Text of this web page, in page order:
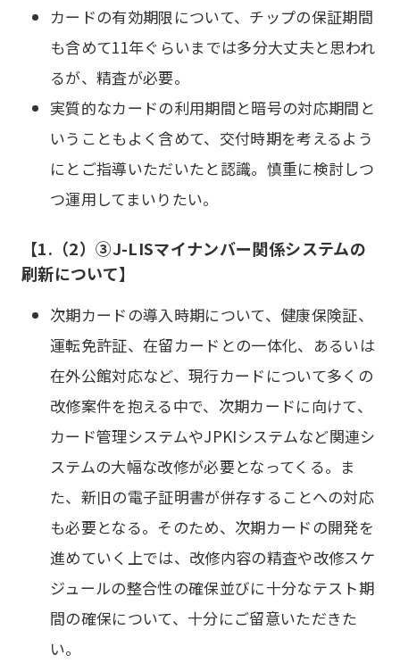
カードの有効期限について、チップの保証期間
も含めて11年ぐらいまでは多分大丈夫と思われ
るが、精査が必要。
実質的なカードの利用期間と暗号の対応期間と
いうこともよく含めて、交付時期を考えるよう
にとご指導いただいたと認識。慎重に検討しつ
つ運用してまいりたい。
【1.（2）③J-LISマイナンバー関係システムの
刷新について】
次期カードの導入時期について、健康保険証、
運転免許証、在留カードとの一体化、あるいは
在外公館対応など、現行カードについて多くの
改修案件を抱える中で、次期カードに向けて、
カード管理システムやJPKIシステムなど関連シ
ステムの大幅な改修が必要となってくる。ま
た、新旧の電子証明書が併存することへの対応
も必要となる。そのため、次期カードの開発を
進めていく上では、改修内容の精査や改修スケ
ジュールの整合性の確保並びに十分なテスト期
間の確保について、十分にご留意いただきた
い。